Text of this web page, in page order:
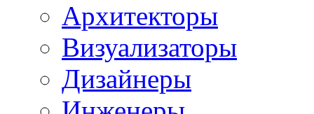
Архитекторы
Визуализаторы
Дизайнеры